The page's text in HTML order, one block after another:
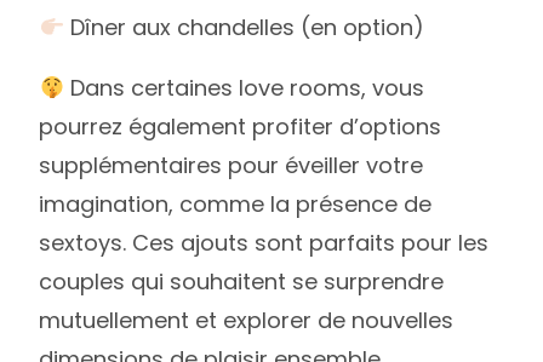
Dîner aux chandelles (en option)
Dans certaines love rooms, vous
pourrez également profiter d’options
supplémentaires pour éveiller votre
imagination, comme la présence de
sextoys. Ces ajouts sont parfaits pour les
couples qui souhaitent se surprendre
mutuellement et explorer de nouvelles